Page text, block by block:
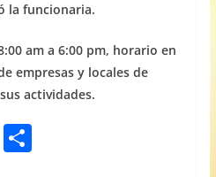
la funcionaria.
am a 6:00 pm, horario en
empresas y locales de
actividades.
S